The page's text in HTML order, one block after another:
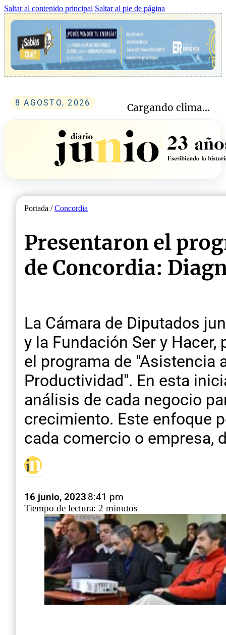
Saltar al contenido principal Saltar al pie de página
8 AGOSTO, 2026 Cargando clima...
Portada /Concordia
Presentaron el
de Concordia:
La Cámara de Diputados
y la Fundación Ser y
el programa de "Asistencia
Productividad". En esta
análisis de cada negocio
crecimiento. Este enfoque
cada comercio o empresa,
16 junio, 2023 8:41 pm
Tiempo de lectura: 2 minutos